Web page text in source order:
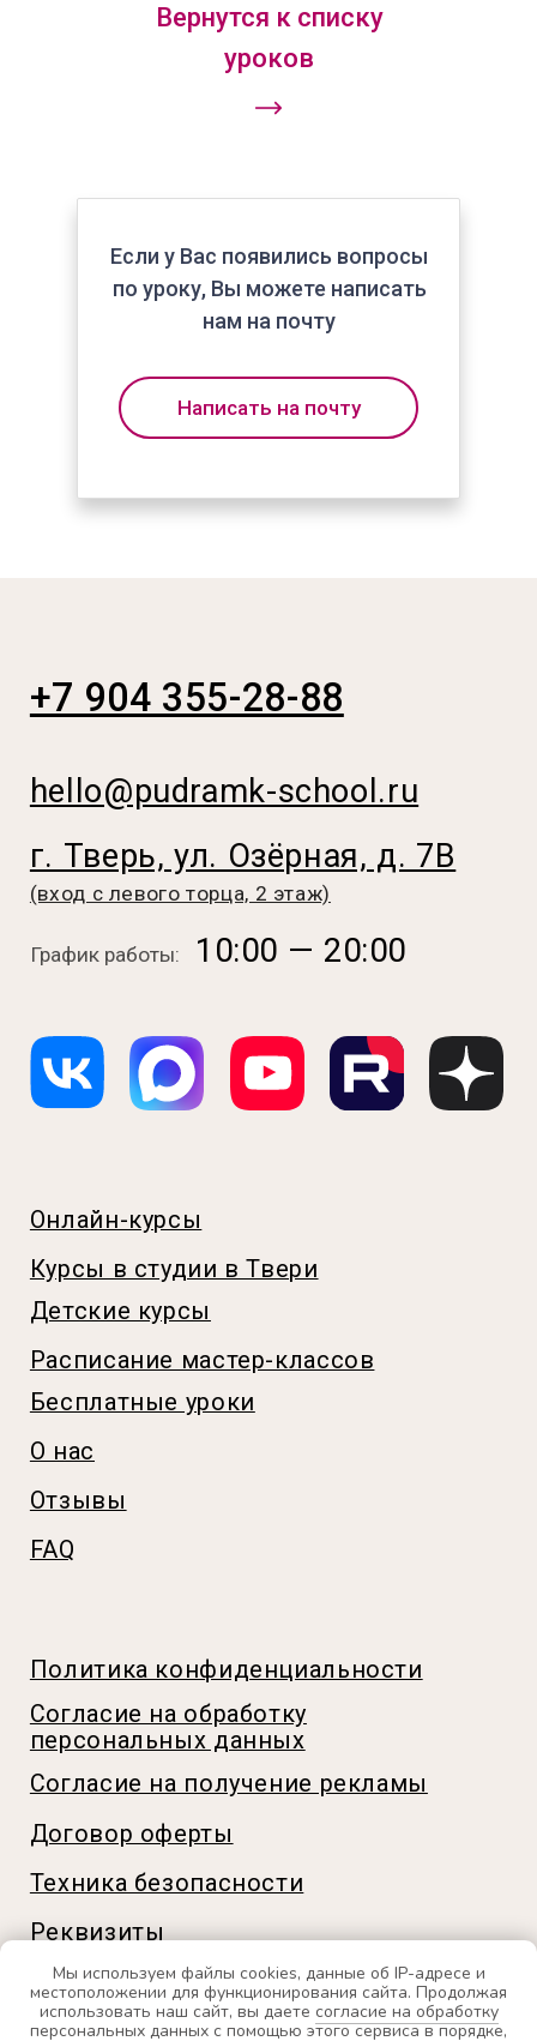
Вернутся к списку
уроков
Если у Вас появились вопросы
по уроку, Вы можете написать
нам на почту
Написать на почту
© 2026 Кулинарная студия Пудра
Способы оплаты и условия возврата
Реквизиты
Согласие на получение рекламы
Курсы в студии в Твери
Отзывы
Детские курсы
hello@pudramk-school.ru
FAQ
Бесплатные уроки
График работы:
(вход с левого торца, 2 этаж)
Согласие на обработку
персональных данных
Мы используем файлы cookies, данные об IP-адресе и
местоположении для функционирования сайта. Продолжая
использовать наш сайт, вы даете согласие на обработку
персональных данных с помощью этого сервиса в порядке,